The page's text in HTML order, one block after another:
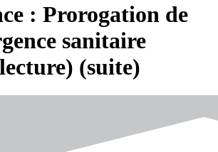
: Prorogation de
sanitaire
(suite)